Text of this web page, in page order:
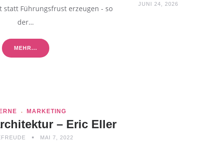
statt Führungsfrust erzeugen - so
der…
MEHR...
MARKETING
– Eric Eller
MAI 7, 2022
JUNI 24, 2026